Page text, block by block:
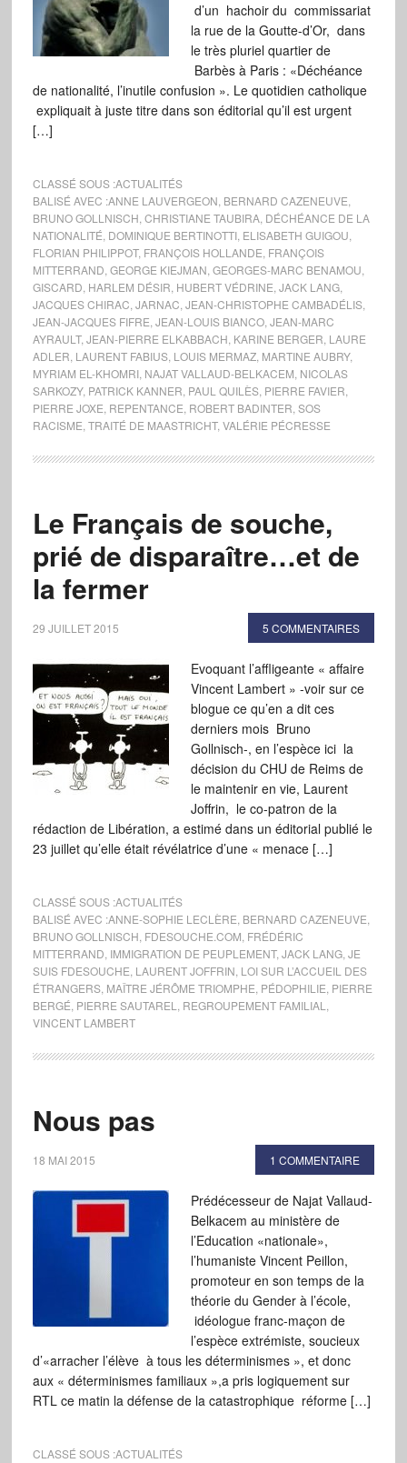
d’un hachoir du commissariat
la rue de la Goutte-d’Or, dans
le très pluriel quartier de
Barbès à Paris : «Déchéance
de nationalité, l’inutile confusion ». Le quotidien catholique
expliquait à juste titre dans son éditorial qu’il est urgent
[…]
CLASSÉ SOUS :ACTUALITÉS
BALISÉ AVEC :ANNE LAUVERGEON BERNARD CAZENEUVE
BRUNO GOLLNISCH CHRISTIANE TAUBIRA, DÉCHÉANCE DE LA
NATIONALITÉ DOMINIQUE BERTINOTTI, ELISABETH GUIGOU
FLORIAN PHILIPPOT, FRANÇOIS HOLLANDE FRANÇOIS
MITTERRAND GEORGE KIEJMAN GEORGES-MARC BENAMOU
GISCARD HARLEM DÉSIR HUBERT VÉDRINE JACK LANG,
JACQUES CHIRAC JARNAC JEAN-CHRISTOPHE CAMBADÉLIS,
JEAN-JACQUES FIFRE JEAN-LOUIS BIANCO, JEAN-MARC
AYRAULT, JEAN-PIERRE ELKABBACH KARINE BERGER LAURE
ADLER LAURENT FABIUS, LOUIS MERMAZ, MARTINE AUBRY,
MYRIAM EL-KHOMRI, NAJAT VALLAUD-BELKACEM NICOLAS
SARKOZY, PATRICK KANNER PAUL QUILÈS, PIERRE FAVIER
PIERRE JOXE REPENTANCE ROBERT BADINTER SOS
RACISME TRAITÉ DE MAASTRICHT, VALÉRIE PÉCRESSE
Le Français de souche,
prié de disparaître…et de
la fermer
29 JUILLET 2015 5 COMMENTAIRES
Evoquant l’affligeante « affaire
Vincent Lambert » -voir sur ce
blogue ce qu’en a dit ces
derniers mois Bruno
Gollnisch-, en l’espèce ici la
décision du CHU de Reims de
le maintenir en vie, Laurent
Joffrin, le co-patron de la
rédaction de Libération, a estimé dans un éditorial publié le
23 juillet qu’elle était révélatrice d’une « menace […]
CLASSÉ SOUS :ACTUALITÉS
BALISÉ AVEC :ANNE-SOPHIE LECLÈRE BERNARD CAZENEUVE
BRUNO GOLLNISCH FDESOUCHE.COM FRÉDÉRIC
MITTERRAND IMMIGRATION DE PEUPLEMENT, JACK LANG, JE
SUIS FDESOUCHE LAURENT JOFFRIN LOI SUR L’ACCUEIL DES
ÉTRANGERS, MAÎTRE JÉRÔME TRIOMPHE PÉDOPHILIE PIERRE
BERGÉ PIERRE SAUTAREL REGROUPEMENT FAMILIAL
VINCENT LAMBERT
Nous pas
18 MAI 2015 1 COMMENTAIRE
Prédécesseur de Najat Vallaud-
Belkacem au ministère de
l’Education «nationale»,
l’humaniste Vincent Peillon,
promoteur en son temps de la
théorie du Gender à l’école,
idéologue franc-maçon de
l’espèce extrémiste, soucieux
d’«arracher l’élève à tous les déterminismes », et donc
aux « déterminismes familiaux »,a pris logiquement sur
RTL ce matin la défense de la catastrophique réforme […]
CLASSÉ SOUS :ACTUALITÉS